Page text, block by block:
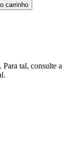
carrinho
Para tal, consulte a